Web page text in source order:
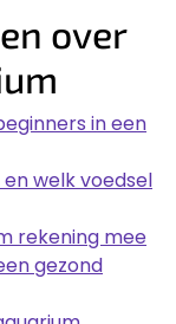
over
in een
welk voedsel
rekening mee
gezond